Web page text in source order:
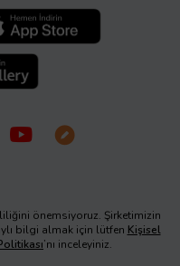
önemsiyoruz. Şirketimizin
bilgi almak için lütfen Kişisel
’nı inceleyiniz.